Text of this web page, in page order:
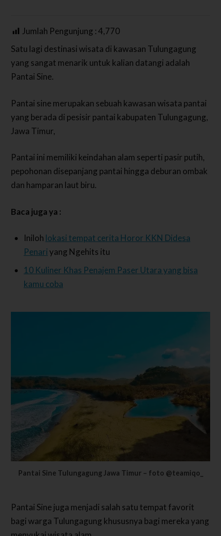
Jumlah Pengunjung :4,770
Satu lagi destinasi wisata di kawasan Tulungagung
yang sangat menarik untuk kalian datangi adalah
Pantai Sine.
Pantai sine merupakan sebuah kawasan wisata pantai
yang berada di pesisir pantai kabupaten Tulungagung,
Jawa Timur,
Pantai ini memiliki keindahan alam seperti pasir putih,
pepohonan disepanjang pantai hingga deburan ombak
dan hamparan laut biru.
Baca juga ya :
Iniloh lokasi tempat cerita Horor KKN Didesa
Penariyang Ngehits itu
10 Kuliner Khas Penajem Paser Utara yang bisa
kamu coba
Pantai Sine Tulungagung Jawa Timur – foto @teamiqo_
Pantai Sine juga menjadi salah satu tempat favorit
bagi warga Tulungagung khususnya bagi mereka yang